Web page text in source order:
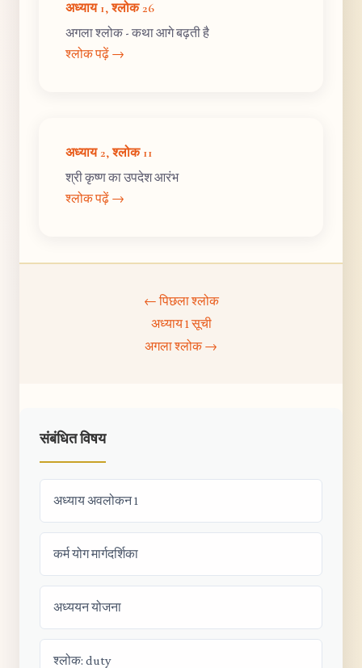
अध्याय 1, श्लोक 26
अगला श्लोक - कथा आगे बढ़ती है
श्लोक पढ़ें →
अध्याय 2, श्लोक 11
श्री कृष्ण का उपदेश आरंभ
श्लोक पढ़ें →
← पिछला श्लोक
अध्याय 1 सूची
अगला श्लोक →
संबंधित विषय
अध्याय अवलोकन 1
कर्म योग मार्गदर्शिका
अध्ययन योजना
श्लोक: duty